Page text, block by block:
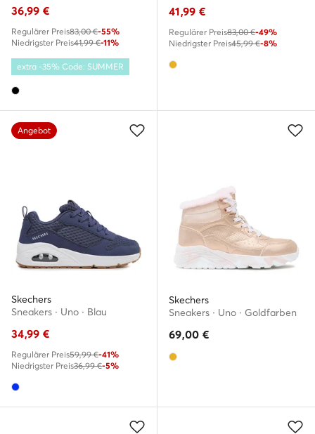
36,99 €
Regulärer Preis83,00 €-55%
Niedrigster Preis41,99 €-11%
extra -35% Code: SUMMER
41,99 €
Regulärer Preis83,00 €-49%
Niedrigster Preis45,99 €-8%
Angebot
Skechers
Sneakers · Uno · Blau
34,99 €
Regulärer Preis59,99 €-41%
Niedrigster Preis36,99 €-5%
Skechers
Sneakers · Uno · Goldfarben
69,00 €